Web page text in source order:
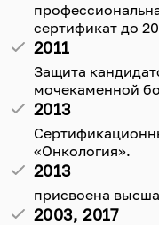
сертификат до
2011
Защита
мочекаменной
2013
«Онкология».
2013
присвоена
2003, 2017